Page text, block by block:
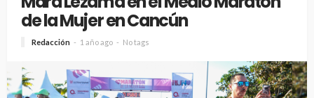
de la Mujer en Cancún
Redacción 1 año ago No tags